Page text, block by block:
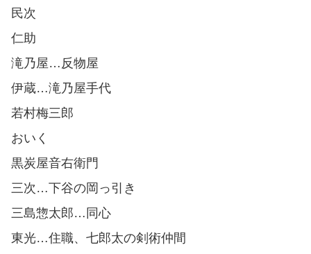
民次
仁助
滝乃屋…反物屋
伊蔵…滝乃屋手代
若村梅三郎
おいく
黒炭屋音右衛門
三次…下谷の岡っ引き
三島惣太郎…同心
東光…住職、七郎太の剣術仲間